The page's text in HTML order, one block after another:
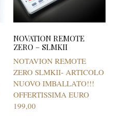
NOVATION REMOTE
ZERO – SLMKII
NOTAVION REMOTE
ZERO SLMKII- ARTICOLO
NUOVO IMBALLATO!!!
OFFERTISSIMA EURO
199,00